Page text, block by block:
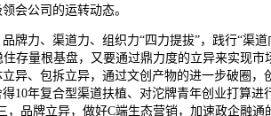
会公司的运转动态。
力、渠道力、组织力“四力提拔”，践行“渠道
存量根基盘，又要通过鼎力度的立异来实现市
异、包拆立异，通过文创产物的进一步破圈，
10年复合型渠道扶植、对沱牌青年创业打算进
，品牌立异，做好C端生态营销，加速政企融通